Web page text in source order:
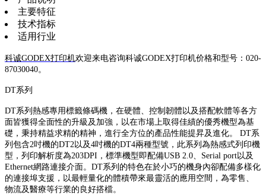
主要特征
技术指标
适用行业
科诚GODEX打印机欢迎来电咨询科诚GODEX打印机价格和型号：020-
87030040。
DT系列
DT系列熱感專用標籤條碼機，在硬體、控制韌體以及搭配軟體等各方
面皆獲得全面性的升級及加強，以在市場上取得佳績的優秀機型為基
礎，秉持精益求精的精神，進行全方位的產品性能提昇及進化。 DT系
列包含2吋機的DT2以及4吋機的DT4兩種型號，此系列為熱感式列印機
型，列印解析度為203DPI，標準機型即配備USB 2.0、Serial port以及
Ethernet網路連接介面。DT系列的特色在於小巧的機身內卻配備多樣化
的連接埠支援，以最輕量化的體積帶來最靈活的應用空間，為零售、
物流及醫療等行業的良好搭檔。